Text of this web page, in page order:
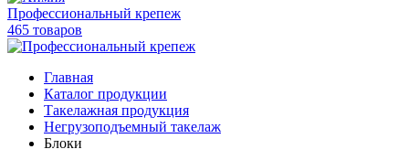
Профессиональный крепеж
465 товаров
Главная
Каталог продукции
Такелажная продукция
Негрузоподъемный такелаж
Блоки